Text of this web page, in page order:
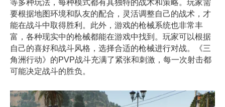
等多种玩法，每种模式都有其独特的战术和策略。玩家需
要根据地图环境和队友的配合，灵活调整自己的战术，才
能在战斗中取得胜利。此外，游戏的枪械系统也非常丰
富，各种现实中的枪械都能在游戏中找到。玩家可以根据
自己的喜好和战斗风格，选择合适的枪械进行对战。《三
角洲行动》的PVP战斗充满了紧张和刺激，每一次射击都
可能决定战斗的胜负。